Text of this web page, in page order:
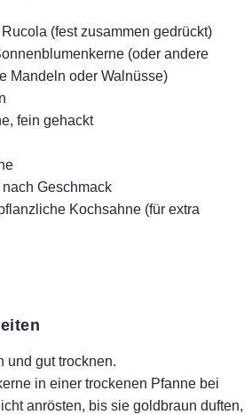
(fest zusammen gedrückt)
(oder andere
Mandeln oder Walnüsse)
fein gehackt
Geschmack
Kochsahne (für extra
und gut trocknen.
in einer trockenen Pfanne bei
anrösten, bis sie goldbraun duften,